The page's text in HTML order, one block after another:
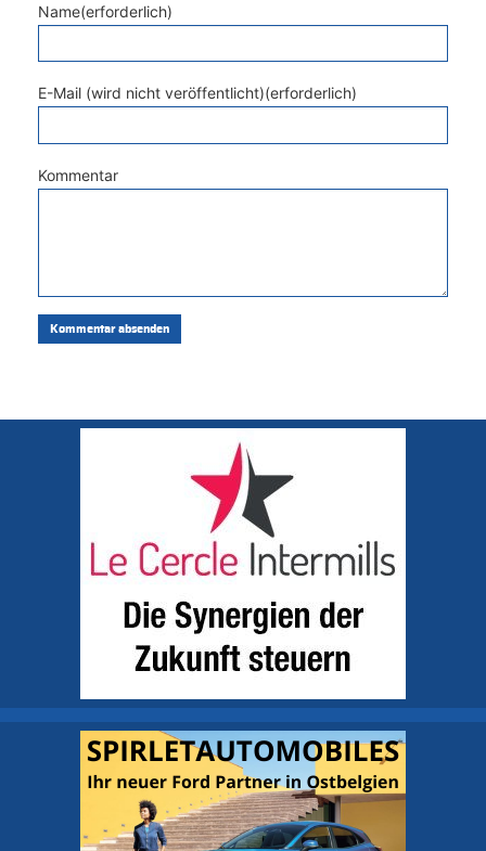
Name(erforderlich)
E-Mail (wird nicht veröffentlicht)(erforderlich)
Kommentar